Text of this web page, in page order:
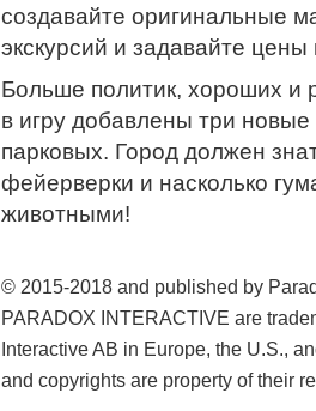
создавайте оригинальные
экскурсий и задавайте
Больше политик, хороших и
в игру добавлены три новые
парковых. Город должен
фейерверки и насколько
животными!
© 2015-2018 and published by
PARADOX INTERACTIVE are
Interactive AB in Europe, the U.S.,
and copyrights are property of their